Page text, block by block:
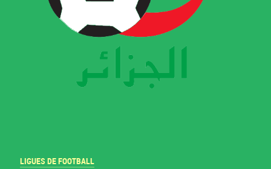
LIGUES DE FOOTBALL